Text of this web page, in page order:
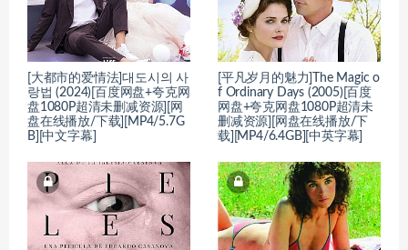
[大都市的爱情法]대도시의 사
랑법 (2024)[百度网盘+夸克网
盘1080P超清未删减资源][网
盘在线播放/下载][MP4/5.7G
B][中文字幕]
[平凡岁月的魅力]The Magic o
f Ordinary Days (2005)[百度
网盘+夸克网盘1080P超清未
删减资源][网盘在线播放/下
载][MP4/6.4GB][中英字幕]